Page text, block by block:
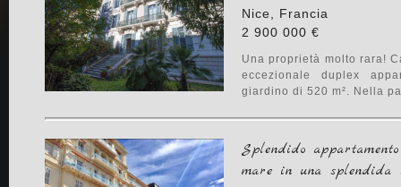
Nice, Francia
2 900 000 €
Una proprietà molto rara!
eccezionale duplex
giardino di 520 m². Nella
Splendido
mare in una splendida